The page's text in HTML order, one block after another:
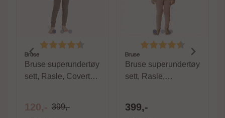
Karakter:
Bruse
Bruse superundertøy
sett, Rasle, Covert
120,- 399,-
Karakter:
Bruse
Bruse superundertøy
sett, Rasle,
399,-